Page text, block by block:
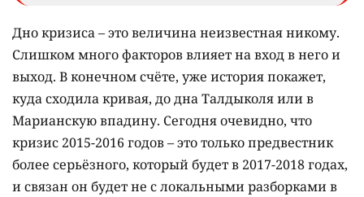
Дно кризиса – это величина неизвестная никому.
Слишком много факторов влияет на вход в него и
выход. В конечном счёте, уже история покажет,
куда сходила кривая, до дна Талдыколя или в
Марианскую впадину. Сегодня очевидно, что
кризис 2015-2016 годов – это только предвестник
более серьёзного, который будет в 2017-2018 годах,
и связан он будет не с локальными разборками в